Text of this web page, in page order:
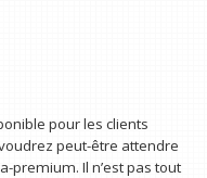
pour les clients
peut-être attendre
premium. Il n’est pas tout